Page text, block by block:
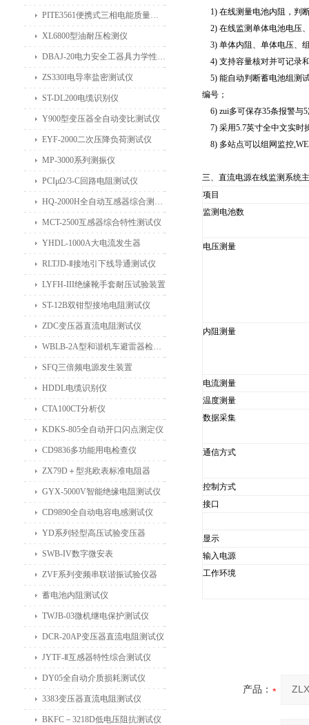
1) 在线测量电池内阻，判
2) 在线监测单体电池电压
3) 单体内阻、单体电压、
4) 支持容量核对并可记录
5) 能自动判断蓄电池组测
编号；
6) zui多可保存35条报警与
7) 采用5.7英寸全中文实时
8) 多站点可以组网监控
三、 直流电源在线监测系统
项目
监测电池数
电压测量
内阻测量
电流测量
温度测量
数据采集
通信方式
控制方式
接口
显示
输入电源
工作环境
产品：
PITE3561便携式三相电能质量分析仪
XL6800型油耐压检测仪
DBAJ-20电力安全工器具力学性能试验机
ZS330I电导率盐密测试仪
ST-DL200电缆识别仪
Y900型变压器全自动变比测试仪
EYF-2000二次压降负荷测试仪
MP-3000系列测振仪
PCIμΩ/3-C回路电阻测试仪
HQ-2000H全自动互感器综合测试仪
MCT-2500互感器综合特性测试仪
YHDL-1000A大电流发生器
RLTJD-Ⅱ接地引下线导通测试仪
LYFH-III绝缘靴手套耐压试验装置
ST-12B双钳型接地电阻测试仪
ZDC变压器直流电阻测试仪
WBLB-2A型和谐机车避雷器检测仪
SFQ三倍频电源发生装置
HDDL电缆识别仪
CTA100CT分析仪
KDKS-805全自动开口闪点测定仪
CD9836多功能用电检查仪
ZX79D＋型兆欧表标准电阻器
GYX-5000V智能绝缘电阻测试仪
CD9890全自动电容电感测试仪
YD系列轻型高压试验变压器
SWB-IV数字微安表
ZVF系列变频串联谐振试验仪器
蓄电池内阻测试仪
TWJB-03微机继电保护测试仪
DCR-20AP变压器直流电阻测试仪
JYTF-Ⅱ互感器特性综合测试仪
DY05全自动介质损耗测试仪
3383变压器直流电阻测试仪
BKFC－3218D低电压阻抗测试仪